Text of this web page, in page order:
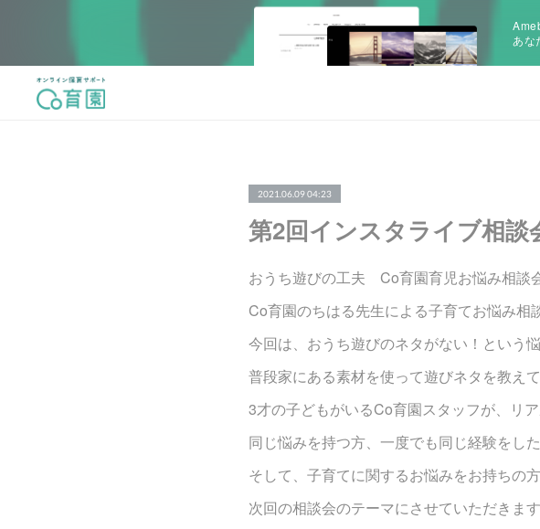
あな
2021.06.09 04:23
第2回インスタライブ相談
おうち遊びの工夫 Co育園育児お悩み相談
Co育園のちはる先生による子育てお悩み相
今回は、おうち遊びのネタがない！という悩
普段家にある素材を使って遊びネタを教え
3才の子どもがいるCo育園スタッフが、リ
同じ悩みを持つ方、一度でも同じ経験をし
そして、子育てに関するお悩みをお持ちの
次回の相談会のテーマにさせていただきます